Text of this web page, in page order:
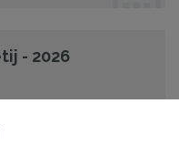
- 2026